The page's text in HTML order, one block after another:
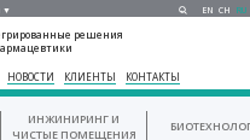
▼ EN CH RU
решения
НОВОСТИ КЛИЕНТЫ КОНТАКТЫ
ИНЖИНИРИНГ И
ЧИСТЫЕ ПОМЕЩЕНИЯ